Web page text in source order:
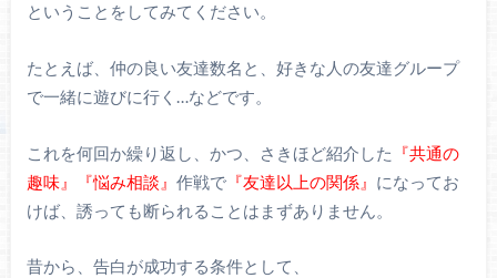
ということをしてみてください。
たとえば、仲の良い友達数名と、好きな人の友達グループ
で一緒に遊びに行く…などです。
これを何回か繰り返し、かつ、さきほど紹介した 『共通の
趣味』『悩み相談』 作戦で『友達以上の関係』 になってお
けば、誘っても断られることはまずありません。
昔から、告白が成功する条件として、